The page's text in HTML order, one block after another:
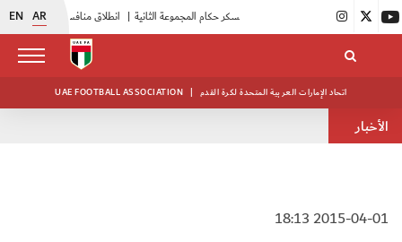
EN AR انطلاق منافسات بطولة النخبة لحرس الرئاسة |
UAE FOOTBALL ASSOCIATION | اتحاد الإمارات العربية المتحدة لكرة القدم
الأخبار
2015-04-01 18:13